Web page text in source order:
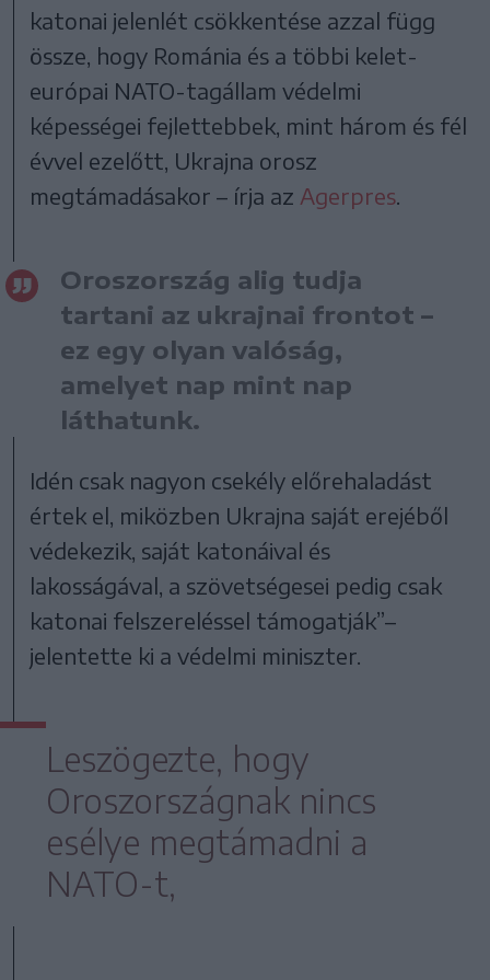
katonai jelenlét csökkentése azzal függ
össze, hogy Románia és a többi kelet-
európai NATO-tagállam védelmi
képességei fejlettebbek, mint három és fél
évvel ezelőtt, Ukrajna orosz
megtámadásakor – írja az Agerpres
Oroszország alig tudja
tartani az ukrajnai frontot –
ez egy olyan valóság,
amelyet nap mint nap
láthatunk.
Idén csak nagyon csekély előrehaladást
értek el, miközben Ukrajna saját erejéből
védekezik, saját katonáival és
lakosságával, a szövetségesei pedig csak
katonai felszereléssel támogatják”–
jelentette ki a védelmi miniszter.
Leszögezte, hogy
Oroszországnak nincs
esélye megtámadni a
NATO-t,